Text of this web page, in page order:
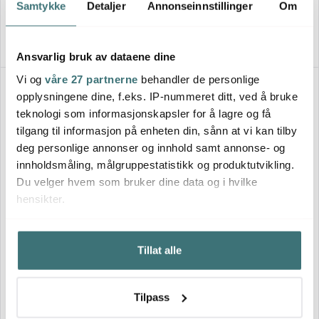
Samtykke Detaljer Annonseinnstillinger Om
Ansvarlig bruk av dataene dine
Vi og våre 27 partnerne behandler de personlige
opplysningene dine, f.eks. IP-nummeret ditt, ved å bruke
teknologi som informasjonskapsler for å lagre og få
tilgang til informasjon på enheten din, sånn at vi kan tilby
deg personlige annonser og innhold samt annonse- og
innholdsmåling, målgruppestatistikk og produktutvikling.
Du velger hvem som bruker dine data og i hvilke
hensikter.
Hvis du gir oss lov, vil vi også gjerne:
Innhente informasjon om den geografiske
beliggenheten din, som kan være nøyaktig innenfor
Identifisere enheten din ved å aktivt skanne den for
Tillat alle
Tilpass
Lagersalg